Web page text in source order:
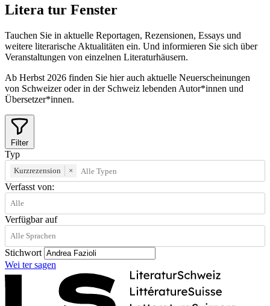
Litera tur Fenster
Tauchen Sie in aktuelle Reportagen, Rezensionen, Essays und
weitere literarische Aktualitäten ein. Und informieren Sie sich über
Veranstaltungen von einzelnen Literaturhäusern.
Ab Herbst 2026 finden Sie hier auch aktuelle Neuerscheinungen
von Schweizer oder in der Schweiz lebenden Autor*innen und
Übersetzer*innen.
Filter
Typ
Kurzrezension ×
Verfasst von:
Verfügbar auf
Stichwort
Wei ter sagen